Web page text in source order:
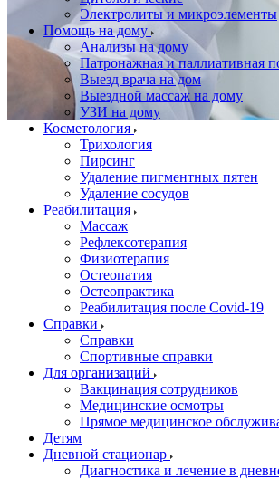
Электролиты и микроэлементы
Помощь на дому
Анализы на дому
Патронажная и паллиативная
Выезд врача на дом
Выездной массаж на дому
УЗИ на дому
Косметология
Трихология
Пирсинг
Удаление пигментных пятен
Удаление сосудов
Реабилитация
Массаж
Рефлексотерапия
Физиотерапия
Остеопатия
Остеопрактика
Реабилитация после Covid-19
Справки
Справки
Спортивные справки
Для организаций
Вакцинация сотрудников
Медицинские осмотры
Прямое медицинское
Детям
Дневной стационар
Диагностика и лечение в